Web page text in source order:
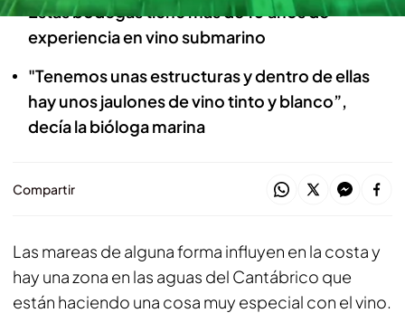
Estas bodegas tiene más de 10 años de
experiencia en vino submarino
"Tenemos unas estructuras y dentro de ellas
hay unos jaulones de vino tinto y blanco”,
decía la bióloga marina
Compartir
Las mareas de alguna forma influyen en la costa y
hay una zona en las aguas del Cantábrico que
están haciendo una cosa muy especial con el vino.